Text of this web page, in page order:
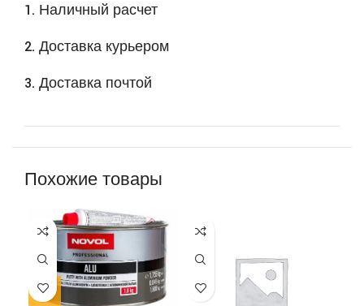
1. Наличный расчет
2. Доставка курьером
3. Доставка почтой
Похожие товары